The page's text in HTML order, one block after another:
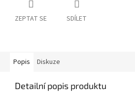
ZEPTAT SE SDÍLET
Popis Diskuze
Detailní popis produktu